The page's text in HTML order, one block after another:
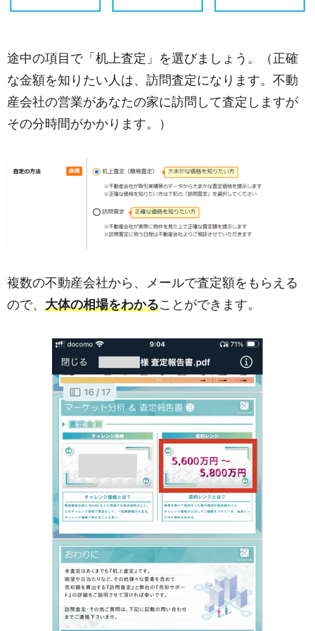
途中の項目で「机上査定」を選びましょう。（正確
な金額を知りたい人は、訪問査定になります。不動
産会社の営業があなたの家に訪問して査定しますが
その分時間がかかります。）
複数の不動産会社から、メールで査定額をもらえる
ので、 大体の相場をわかることができます。